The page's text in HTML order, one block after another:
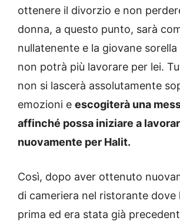
ottenere il divorzio e non
donna, a questo punto, sarà
nullatenente e la giovane sorella
non potrà più lavorare per lei.
non si lascerà assolutamente
emozioni e escogiterà una
affinché possa iniziare a
nuovamente per Halit.
Così, dopo aver ottenuto
di cameriera nel ristorante dove
prima ed era stata già